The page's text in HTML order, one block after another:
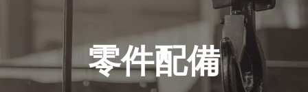
零件配備